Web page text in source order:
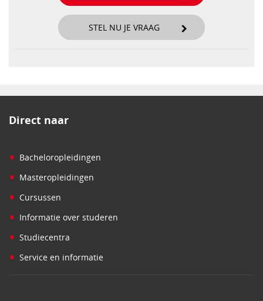
STEL NU JE VRAAG
Direct naar
• Bacheloropleidingen
• Masteropleidingen
• Cursussen
• Informatie over studeren
• Studiecentra
• Service en informatie